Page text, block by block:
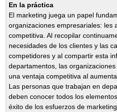
En la práctica
El marketing juega un papel
organizaciones empresariales: les
competitiva. Al recopilar
necesidades de los clientes y las
competidores y al compartir esta
departamentos, las
una ventaja competitiva al
Las personas que trabajan en
deben conocer todos los
éxito de los esfuerzos de